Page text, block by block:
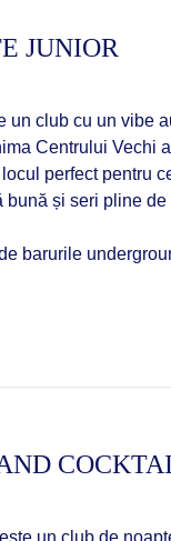
JUNIOR
un club cu un vibe
Centrului Vechi
perfect pentru
bună și seri pline
barurile